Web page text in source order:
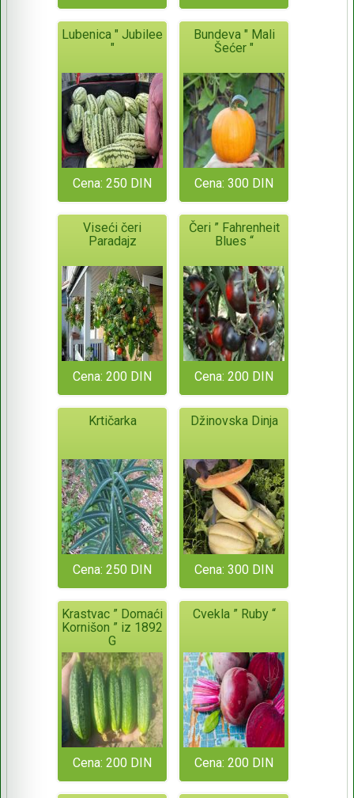
Lubenica " Jubilee
"
Cena: 250 DIN
Bundeva " Mali
Šećer "
Cena: 300 DIN
Viseći čeri
Paradajz
Cena: 200 DIN
Čeri ” Fahrenheit
Blues “
Cena: 200 DIN
Krtičarka
Cena: 250 DIN
Džinovska Dinja
Cena: 300 DIN
Krastvac ” Domaći
Kornišon ” iz 1892
G
Cena: 200 DIN
Cvekla ” Ruby “
Cena: 200 DIN